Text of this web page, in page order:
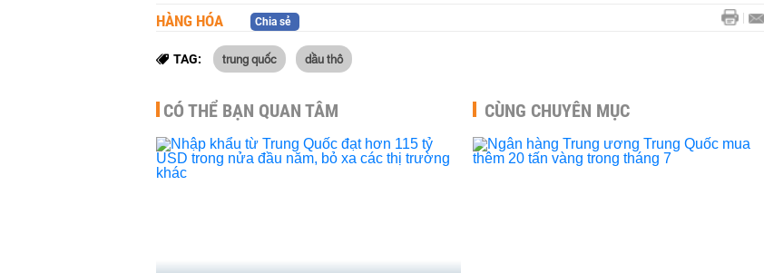
HÀNG HÓA Chia sẻ
TAG: trung quốc dầu thô
CÓ THỂ BẠN QUAN TÂM CÙNG CHUYÊN MỤC